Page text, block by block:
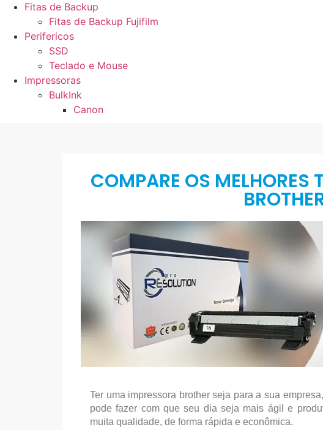
Fitas de Backup
Fitas de Backup Fujifilm
Perifericos
SSD
Teclado e Mouse
Impressoras
BulkInk
Canon
COMPARE OS MELHORES
Ter uma impressora brother seja para a sua
pode fazer com que seu dia seja mais ágil e
muita qualidade, de forma rápida e econômica.